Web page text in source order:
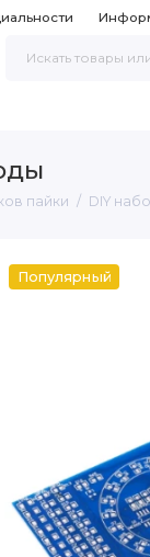
пайки DIY
Популярный